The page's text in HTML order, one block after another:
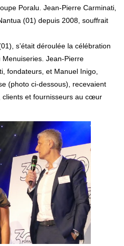
Poralu. Jean-Pierre Carminati,
(01) depuis 2008, souffrait
s’était déroulée la célébration
Jean-Pierre
fondateurs, et Manuel Inigo,
(photo ci-dessous), recevaient
clients et fournisseurs au cœur